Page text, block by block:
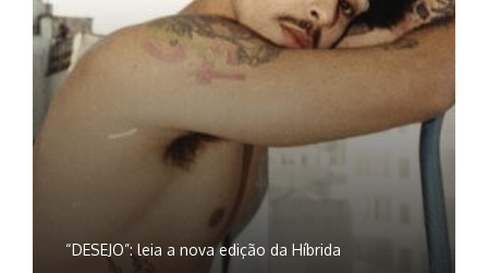
“DESEJO”: leia a nova edição da Híbrida